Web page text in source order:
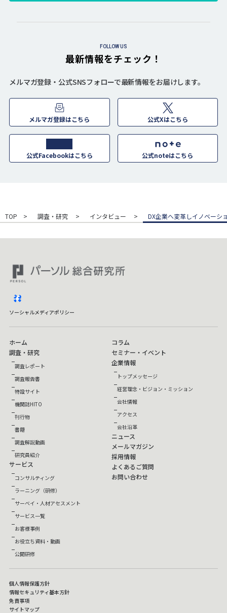
FOLLOW US
最新情報をチェック！
メルマガ登録・公式SNSフォローで最新情報をお届けします。
メルマガ登録はこちら 公式Xはこちら
公式Facebookはこちら 公式noteはこちら
TOP 調査・研究 インタビュー DX企業へ変革しイノベーシ
ソーシャルメディアポリシー
ホーム
調査・研究
調査レポート
調査報告書
特設サイト
機関誌HITO
刊行物
書籍
調査解説動画
研究員紹介
サービス
コンサルティング
ラーニング（研修）
サーベイ・人材アセスメント
サービス一覧
お客様事例
お役立ち資料・動画
公開研修
コラム
セミナー・イベント
企業情報
トップメッセージ
経営理念・ビジョン・ミッション
会社情報
アクセス
会社沿革
ニュース
メールマガジン
採用情報
よくあるご質問
お問い合わせ
個人情報保護方針
情報セキュリティ基本方針
免責事項
サイトマップ